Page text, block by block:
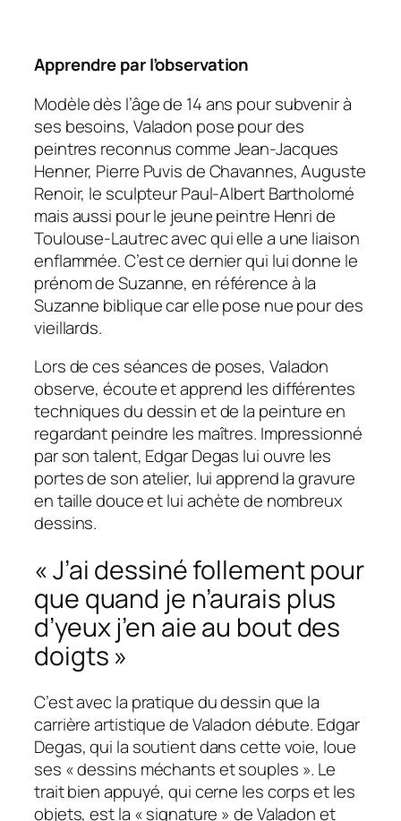
Apprendre par l’observation
Modèle dès l’âge de 14 ans pour subvenir à
ses besoins, Valadon pose pour des
peintres reconnus comme Jean-Jacques
Henner, Pierre Puvis de Chavannes, Auguste
Renoir, le sculpteur Paul-Albert Bartholomé
mais aussi pour le jeune peintre Henri de
Toulouse-Lautrec avec qui elle a une liaison
enflammée. C’est ce dernier qui lui donne le
prénom de Suzanne, en référence à la
Suzanne biblique car elle pose nue pour des
vieillards.
Lors de ces séances de poses, Valadon
observe, écoute et apprend les différentes
techniques du dessin et de la peinture en
regardant peindre les maîtres. Impressionné
par son talent, Edgar Degas lui ouvre les
portes de son atelier, lui apprend la gravure
en taille douce et lui achète de nombreux
dessins.
« J’ai dessiné follement pour
que quand je n’aurais plus
d’yeux j’en aie au bout des
doigts »
C’est avec la pratique du dessin que la
carrière artistique de Valadon débute. Edgar
Degas, qui la soutient dans cette voie, loue
ses « dessins méchants et souples ». Le
trait bien appuyé, qui cerne les corps et les
objets, est la « signature » de Valadon et